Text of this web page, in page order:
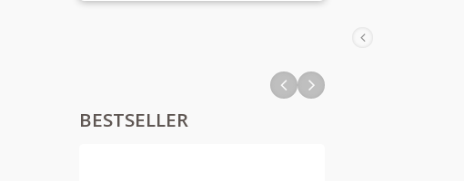
BESTSELLER